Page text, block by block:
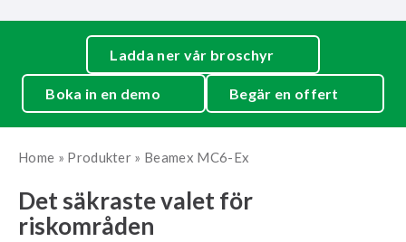
Ladda ner vår broschyr
Boka in en demo Begär en offert
Home » Produkter » Beamex MC6-Ex
Det säkraste valet för
riskområden